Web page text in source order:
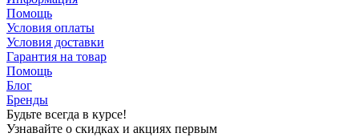
Помощь
Условия оплаты
Условия доставки
Гарантия на товар
Помощь
Блог
Бренды
Будьте всегда в курсе!
Узнавайте о скидках и акциях первым